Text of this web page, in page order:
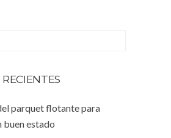
parquet flotante para
buen estado